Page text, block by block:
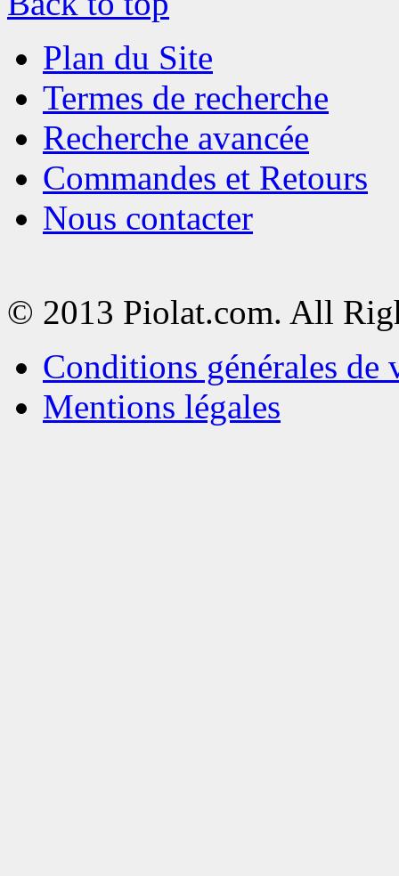
Plan du Site
Termes de recherche
Recherche avancée
Commandes et Retours
Nous contacter
© 2013 Piolat.com. All
Conditions générales de
Mentions légales